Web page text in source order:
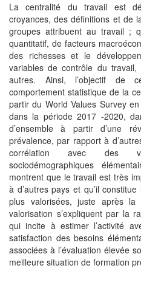
La centralité du travail est
croyances, des définitions et de
groupes attribuent au travail ;
quantitatif, de facteurs
des richesses et le
variables de contrôle du travail,
autres. Ainsi, l’objectif de
comportement statistique de la
partir du World Values Survey
dans la période 2017 -2020,
d’ensemble à partir d’une
prévalence, par rapport à
corrélation avec des
sociodémographiques
montrent que le travail est très
à d’autres pays et qu’il
plus valorisées, juste après
valorisation s’expliquent par la
qui incite à estimer l’activité
satisfaction des besoins
associées à l’évaluation élevée
meilleure situation de formation